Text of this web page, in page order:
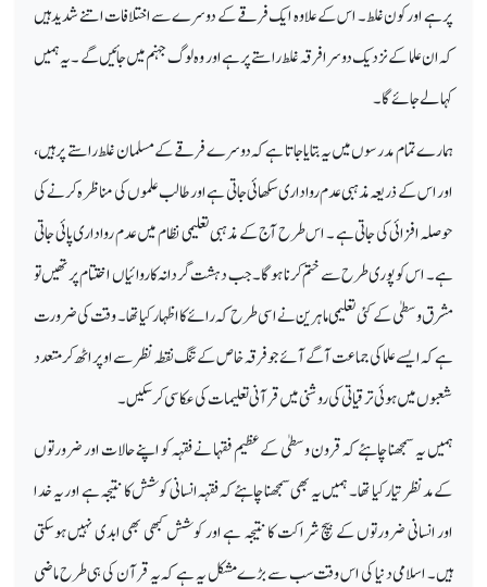
پر ہے اور کون غلط ۔ اس کے علاوہ ایک فرقے کے دوسرے سے اختلافات اتنے شدید ہیں
کہ ان علما کے نزدیک دوسرا فرقہ غلط راستےپرہے اور وہ لوگ جہنم میں جائیں گے ۔ یہ ہمیں
کہا لے جائے گا۔
ہمارے تمام مدرسوں میں یہ بتایا جاتا ہے کہ دوسرے فرقے کے مسلمان غلط راستے پر ہیں،
اور اس کے ذریعہ مذہبی عدم رواداری سکھائی جاتی ہے اور طالب علموں کی مناظرہ کرنے کی
حوصلہ افزائی کی جاتی ہے ۔ اس طرح آج کے مذہبی تعلیمی نظام میں عدم رواداری پائی جاتی
ہے ۔ اس کو پوری طرح سے ختم کرنا ہوگا۔ جب دہشت گردانہ کاروائیاں اختتام پر تھیں تو
مشرق وسطیٰ کے کئی تعلیمی ماہرین نے اسی طرح کہ رائے کا اظہار کیا تھا۔ وقت کی ضرورت
ہے کہ ایسے علما کی جماعت آگے آئے جو فرقہ خاص کے تنگ نقطہ نظر سے اوپر اٹھ کر متعدد
شعبوں میں ہوئی ترقیاتی کی روشنی میں قرآنی تعلیمات کی عکاسی کرسکیں۔
ہمیں یہ سمجھنا چاہئے کہ قرون وسطیٰ کے عظیم فقہا نے فقہہ کو اپنے حالات اور ضرورتوں
کے مدنظر تیار کیا تھا ۔ ہمیں یہ بھی سمجھنا چاہئے کہ فقہہ انسانی کوشش کا نتیجہ ہے اور یہ خدا
اور انسانی ضرورتوں کے بیچ شراکت کا نتیجہ ہے اور کوشش کبھی بھی ابدی نہیں ہوسکتی
ہیں۔ اسلامی دنیا کی اس وقت سب سے بڑے مشکل یہ ہے کہ یہ قرآن کی ہی طرح ماضی